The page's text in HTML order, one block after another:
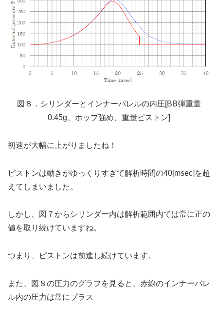
図８．シリンダーとインナーバレルの内圧[BB弾重量
0.45g、ホップ強め、重量ピストン]
初速が大幅に上がりましたね！
ピストンは動きがゆっくりすぎて解析時間の40[msec]を超
えてしまいました。
しかし、図７からシリンダー内は解析範囲内では常に正の
値を取り続けていますね。
つまり、ピストンは前進し続けています。
また、図８の圧力のグラフを見ると、赤線のインナーバレ
ル内の圧力は常にプラス